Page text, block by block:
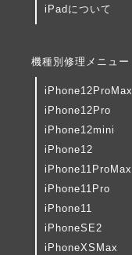
iPadについて
機種別修理メニュー
iPhone12ProMax
iPhone12Pro
iPhone12mini
iPhone12
iPhone11ProMax
iPhone11Pro
iPhone11
iPhoneSE2
iPhoneXSMax